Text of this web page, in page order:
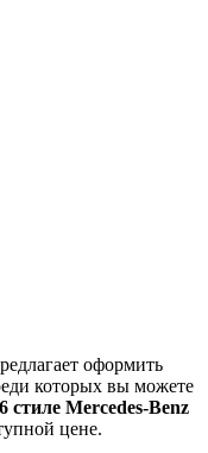
оформить
которых вы можете
стиле Mercedes-Benz
цене.